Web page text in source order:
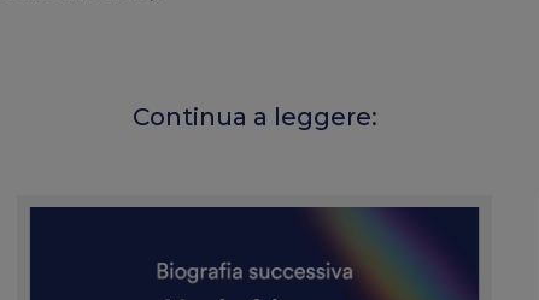
Continua a leggere: